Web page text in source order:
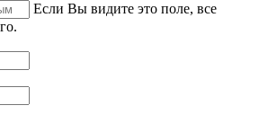
Если Вы видите это поле, все